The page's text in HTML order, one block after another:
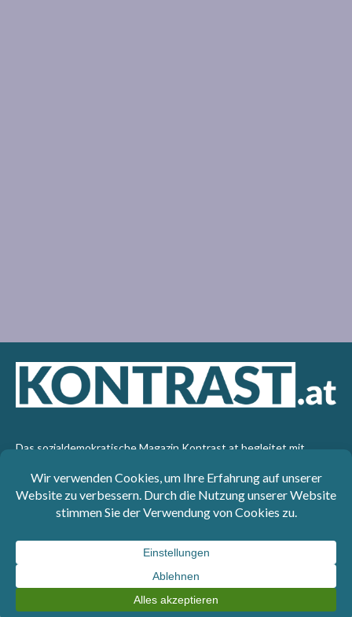
Das sozialdemokratische Magazin Kontrast.at begleitet mit
Gesellschaft, Staat und Wirtschaft von einem progressiven,
emanzipatorischen Standpunkt aus. Kontrast wirft den Blick der
sozialen Gerechtigkeit auf die Welt.
: SPÖ-Klub - 1017 Wien - Telefon: +43 1 40110-
3393 - e-mail: redaktion@kontrast.at -
Datenschutzerklärung